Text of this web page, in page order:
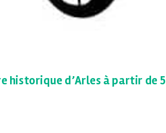
historique d’Arles à partir de 5